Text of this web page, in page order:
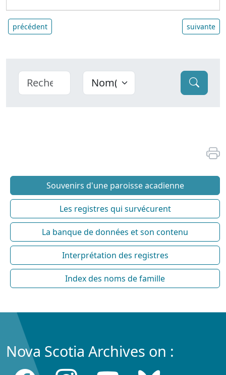
précédent suivante
Souvenirs d'une paroisse acadienne
Les registres qui survécurent
La banque de données et son contenu
Interprétation des registres
Index des noms de famille
Nova Scotia Archives on :